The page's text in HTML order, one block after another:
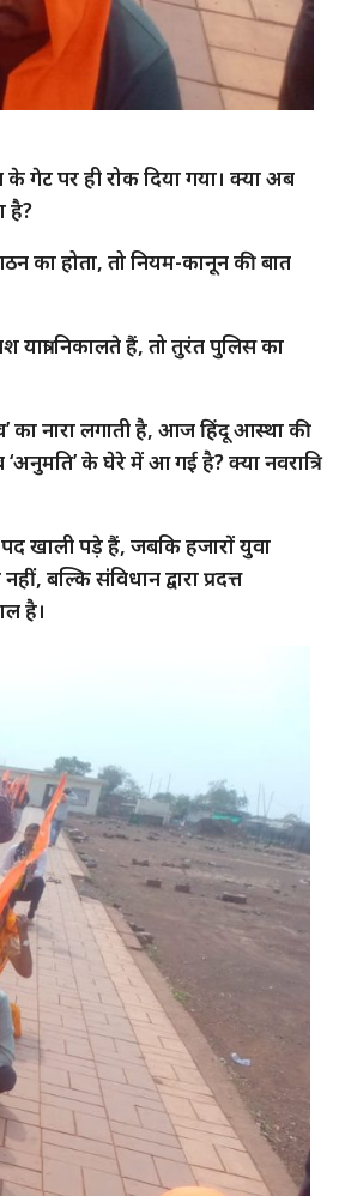
गेट पर ही रोक दिया गया। क्या अब
है?
का होता, तो नियम-कानून की बात
निकालते हैं, तो तुरंत पुलिस का
का नारा लगाती है, आज हिंदू आस्था की
के घेरे में आ गई है? क्या नवरात्रि
खाली पड़े हैं, जबकि हजारों युवा
बल्कि संविधान द्वारा प्रदत्त
है।